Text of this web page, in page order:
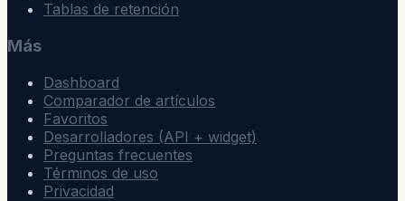
Tablas de retención
Más
Dashboard
Comparador de artículos
Favoritos
Desarrolladores (API + widget)
Preguntas frecuentes
Términos de uso
Privacidad